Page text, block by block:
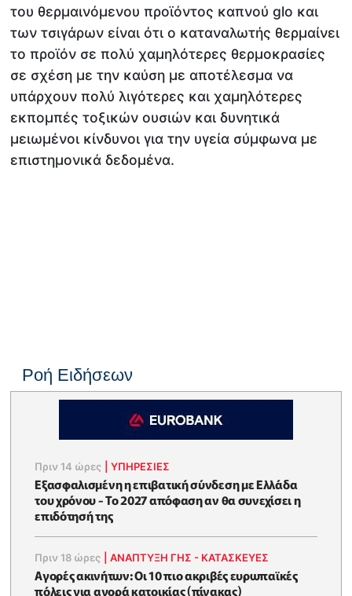
του θερμαινόμενου προϊόντος καπνού glo και
των τσιγάρων είναι ότι ο καταναλωτής θερμαίνει
το προϊόν σε πολύ χαμηλότερες θερμοκρασίες
σε σχέση με την καύση με αποτέλεσμα να
υπάρχουν πολύ λιγότερες και χαμηλότερες
εκπομπές τοξικών ουσιών και δυνητικά
μειωμένοι κίνδυνοι για την υγεία σύμφωνα με
επιστημονικά δεδομένα.
Ροή Ειδήσεων
Πριν 14 ώρες |ΥΠΗΡΕΣΙΕΣ
Εξασφαλισμένη η επιβατική σύνδεση με Ελλάδα
του χρόνου - Το 2027 απόφαση αν θα συνεχίσει η
επιδότησή της
Πριν 18 ώρες |ΑΝΑΠΤΥΞΗ ΓΗΣ - ΚΑΤΑΣΚΕΥΕΣ
Αγορές ακινήτων: Οι 10 πιο ακριβές ευρωπαϊκές
πόλεις για αγορά κατοικίας (πίνακας)